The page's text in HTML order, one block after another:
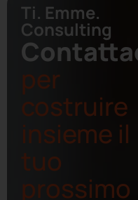
Ti. Emme.
Consulting
per
costruire
insieme il
tuo
prossimo